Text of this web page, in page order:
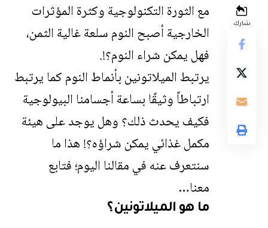
شارك
مع الثورة التكنولوجية وكثرة المؤثرات
الخارجية أصبح النوم سلعة غالية الثمن،
فهل يمكن شراء النوم؟!.
يرتبط الميلاتونين بأنماط النوم كما يرتبط
ارتباطاً وثيقًا بساعة أجسامنا البيولوجية
فكيف يحدث ذلك؟ وهل يوجد على هيئة
مكمل غذائي يمكن شراؤه؟! هذا ما
سنتعرف عنه في مقالنا اليوم؛ فتابع
معنا…
ما هو الميلاتونين؟